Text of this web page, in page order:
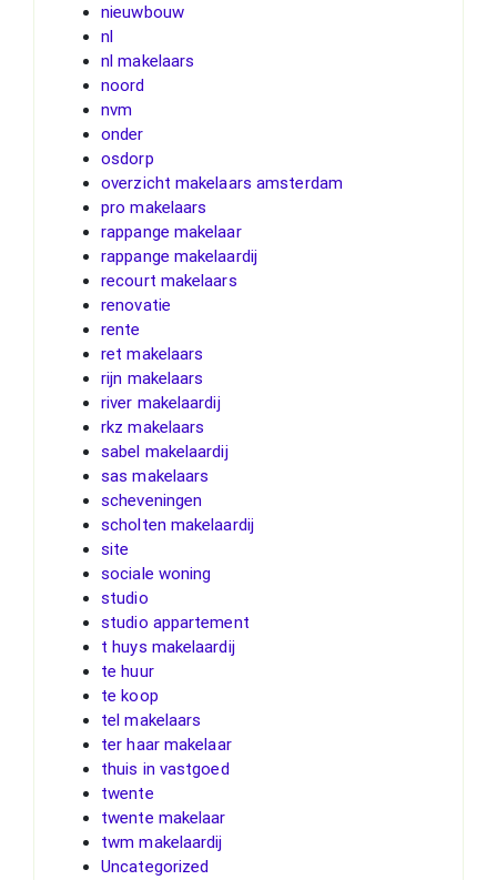
nieuwbouw
nl
nl makelaars
noord
nvm
onder
osdorp
overzicht makelaars amsterdam
pro makelaars
rappange makelaar
rappange makelaardij
recourt makelaars
renovatie
rente
ret makelaars
rijn makelaars
river makelaardij
rkz makelaars
sabel makelaardij
sas makelaars
scheveningen
scholten makelaardij
site
sociale woning
studio
studio appartement
t huys makelaardij
te huur
te koop
tel makelaars
ter haar makelaar
thuis in vastgoed
twente
twente makelaar
twm makelaardij
Uncategorized